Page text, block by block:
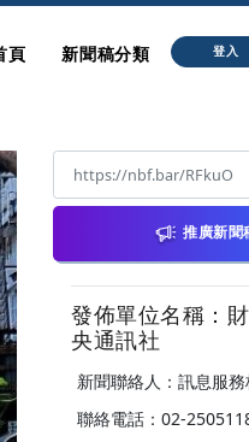
頁 新聞稿分類 登入
推廣新聞
發佈單位名稱：
央通訊社
新聞聯絡人：訊息服務
聯絡電話：02-